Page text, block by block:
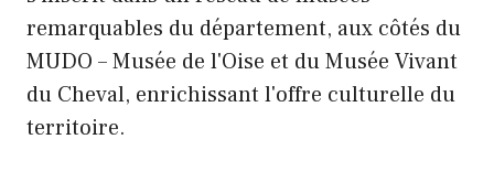
remarquables du département, aux côtés du
MUDO – Musée de l'Oise et du Musée Vivant
du Cheval, enrichissant l'offre culturelle du
territoire.